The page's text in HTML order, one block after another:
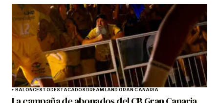
BALONCESTODESTACADOSDREAMLAND GRAN CANARIA